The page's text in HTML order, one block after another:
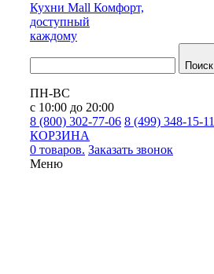
Кухни Mall Комфорт,
доступный
каждому
Поиск
ПН-ВС
с 10:00 до 20:00
8 (800) 302-77-06 8 (499) 348-15-11
КОРЗИНА
0 товаров. Заказать звонок
Меню